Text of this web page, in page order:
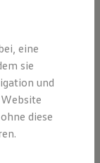
eine
sie
und
diese